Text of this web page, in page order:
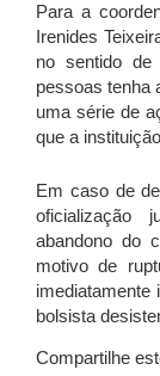
Para a
Irenides
no sentido
pessoas tenha
uma série de
que a
Em caso de
oficialização
abandono do
motivo de
imediatamente
bolsista
Compartilhe